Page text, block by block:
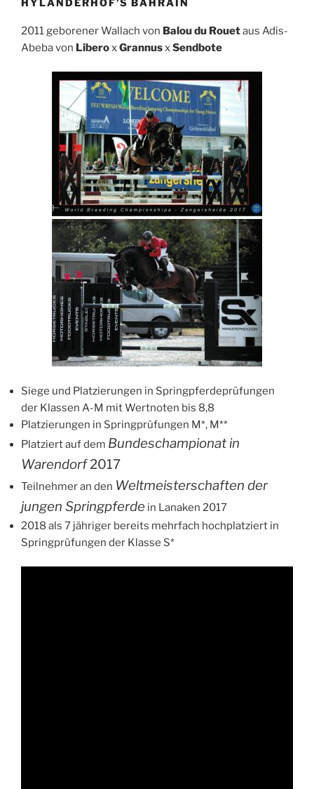
HYLANDERHOF’S BAHRAIN
2011 geborener Wallach von Baloudu Rouetaus Adis-
Abeba von LiberoxGrannusxSendbote
Siege und Platzierungen in Springpferdeprüfungen
der Klassen A-M mit Wertnoten bis 8,8
Platzierungen in Springprüfungen M*, M**
Platziert auf dem Bundeschampionat in
Warendorf2017
Teilnehmer an den Weltmeisterschaften der
jungen Springpferde in Lanaken 2017
2018 als 7 jähriger bereits mehrfach hochplatziert in
Springprüfungen der Klasse S*